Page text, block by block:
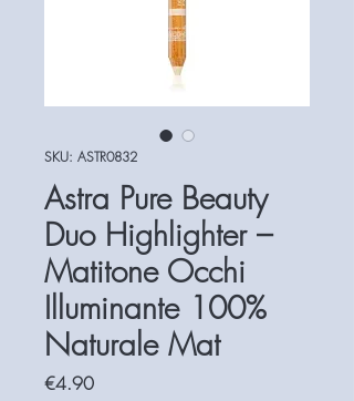
SKU: ASTR0832
Astra Pure Beauty
Duo Highlighter –
Matitone Occhi
Illuminante 100%
Naturale Mat
€4.90Price